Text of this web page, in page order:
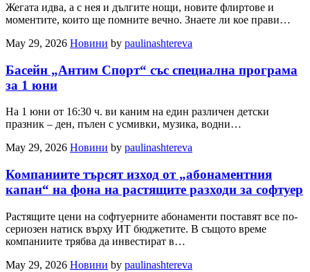
Жегата идва, а с нея и дългите нощи, новите флиртове и
моментите, които ще помните вечно. Знаете ли кое прави…
May 29, 2026 Новини by paulinashtereva
Басейн „Антим Спорт“ със специална програма
за 1 юни
На 1 юни от 16:30 ч. ви каним на един различен детски
празник – ден, пълен с усмивки, музика, водни…
May 29, 2026 Новини by paulinashtereva
Компаниите търсят изход от „абонаментния
капан“ на фона на растящите разходи за софтуер
Растящите цени на софтуерните абонаменти поставят все по-
сериозен натиск върху ИТ бюджетите. В същото време
компаниите трябва да инвестират в…
May 29, 2026 Новини by paulinashtereva